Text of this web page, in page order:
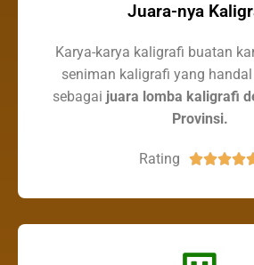
Juara-nya
Karya-karya kaligrafi buatan
seniman kaligrafi yang
sebagai juara lomba kaligrafi
Provinsi.
Rating 